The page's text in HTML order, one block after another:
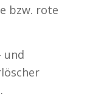
bzw. rote
und